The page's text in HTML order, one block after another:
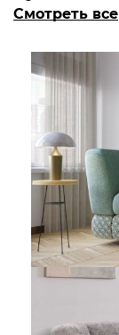
Смотреть все